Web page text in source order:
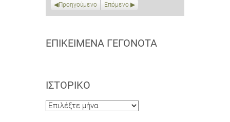
Προηγούμενο Επόμενο
ΕΠΙΚΕΊΜΕΝΑ ΓΕΓΟΝΌΤΑ
ΙΣΤΟΡΙΚΌ
Ιστορικό